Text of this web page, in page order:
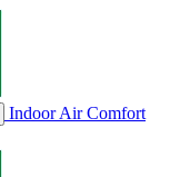
Indoor Air Comfort